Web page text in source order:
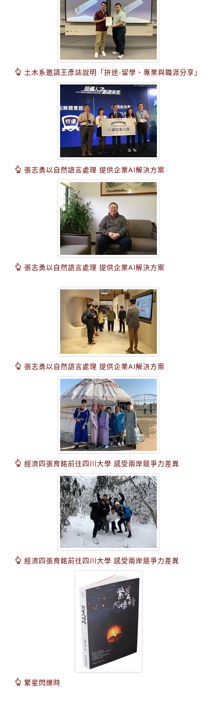
土木系邀請王彥誌說明「拚途-留學、專業與職涯分享」
張志勇以自然語言處理 提供企業AI解決方案
張志勇以自然語言處理 提供企業AI解決方案
張志勇以自然語言處理 提供企業AI解決方案
經濟四張育銘前往四川大學 感受兩岸競爭力差異
經濟四張育銘前往四川大學 感受兩岸競爭力差異
繁星閃爍時